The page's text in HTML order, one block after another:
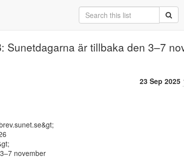
Sunetdagarna är tillbaka den 3–7
23 Sep 2025
november